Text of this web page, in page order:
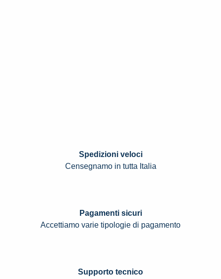
Spedizioni veloci
Censegnamo in tutta Italia
Pagamenti sicuri
Accettiamo varie tipologie di pagamento
Supporto tecnico